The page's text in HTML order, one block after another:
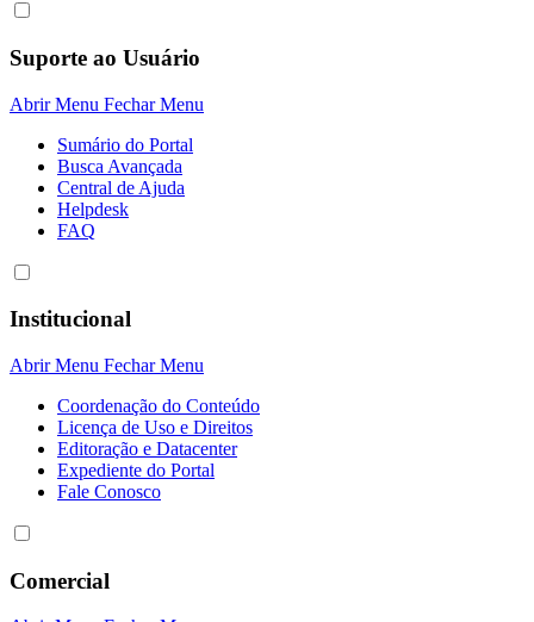
Suporte ao Usuário
Abrir Menu Fechar Menu
Sumário do Portal
Busca Avançada
Central de Ajuda
Helpdesk
FAQ
Institucional
Abrir Menu Fechar Menu
Coordenação do Conteúdo
Licença de Uso e Direitos
Editoração e Datacenter
Expediente do Portal
Fale Conosco
Comercial